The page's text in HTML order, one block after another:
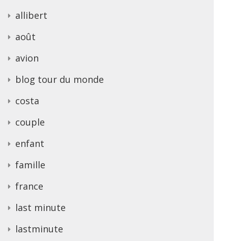
allibert
août
avion
blog tour du monde
costa
couple
enfant
famille
france
last minute
lastminute